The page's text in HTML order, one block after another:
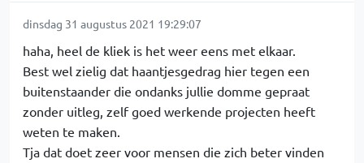
dinsdag 31 augustus 2021 19:29:07
haha, heel de kliek is het weer eens met elkaar.
Best wel zielig dat haantjesgedrag hier tegen een
buitenstaander die ondanks jullie domme gepraat
zonder uitleg, zelf goed werkende projecten heeft
weten te maken.
Tja dat doet zeer voor mensen die zich beter vinden